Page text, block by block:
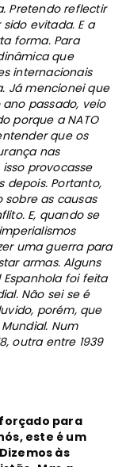
Pretendo reflectir
evitada. E a
forma. Para
que
internacionais
Já mencionei que
passado, veio
porque a NATO
que os
nas
provocasse
depois. Portanto,
sobre as causas
E, quando se
uma guerra para
armas. Alguns
foi feita
Não sei se é
porém, que
Num
outra entre 1939
para
este é um
às